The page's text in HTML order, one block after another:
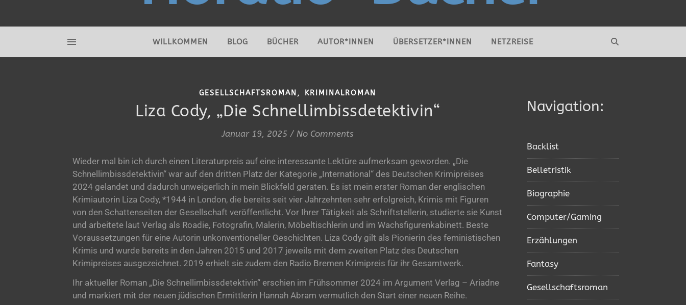
WILLKOMMEN BLOG BÜCHER AUTOR*INNEN ÜBERSETZER*INNEN NETZREISE
GESELLSCHAFTSROMAN , KRIMINALROMAN
Liza Cody, „Die Schnellimbissdetektivin“
Januar 19, 2025 / No Comments
Wieder mal bin ich durch einen Literaturpreis auf eine interessante Lektüre aufmerksam geworden. „Die
Schnellimbissdetektivin“ war auf den dritten Platz der Kategorie „International“ des Deutschen Krimipreises
2024 gelandet und dadurch unweigerlich in mein Blickfeld geraten. Es ist mein erster Roman der englischen
Krimiautorin Liza Cody, *1944 in London, die bereits seit vier Jahrzehnten sehr erfolgreich, Krimis mit Figuren
von den Schattenseiten der Gesellschaft veröffentlicht. Vor Ihrer Tätigkeit als Schriftstellerin, studierte sie Kunst
und arbeitete laut Verlag als Roadie, Fotografin, Malerin, Möbeltischlerin und im Wachsfigurenkabinett. Beste
Voraussetzungen für eine Autorin unkonventioneller Geschichten. Liza Cody gilt als Pionierin des feministischen
Krimis und wurde bereits in den Jahren 2015 und 2017 jeweils mit dem zweiten Platz des Deutschen
Krimipreises ausgezeichnet. 2019 erhielt sie zudem den Radio Bremen Krimipreis für ihr Gesamtwerk.
Ihr aktueller Roman „Die Schnellimbissdetektivin“ erschien im Frühsommer 2024 im Argument Verlag – Ariadne
und markiert mit der neuen jüdischen Ermittlerin Hannah Abram vermutlich den Start einer neuen Reihe.
Navigation:
Backlist
Belletristik
Biographie
Computer/Gaming
Erzählungen
Fantasy
Gesellschaftsroman